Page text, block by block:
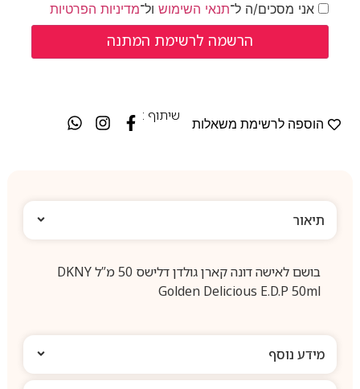
אני מסכים/ה ל־תנאי השימושול־מדיניות הפרטיות
הוספה לרשימת משאלות
שיתוף :
תיאור
בושם לאישה דונה קארן גולדן דלישס 50 מ”ל DKNY
Golden Delicious E.D.P 50ml
מידע נוסף